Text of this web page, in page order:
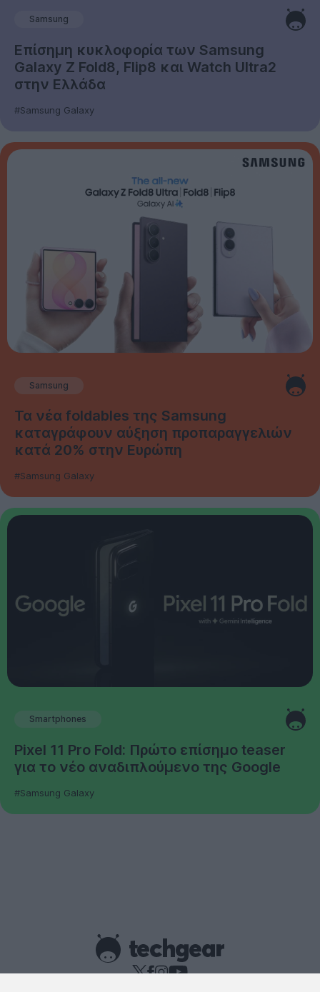
Samsung
Επίσημη κυκλοφορία των Samsung
Galaxy Z Fold8, Flip8 και Watch Ultra2
στην Ελλάδα
#Samsung Galaxy
Samsung
Τα νέα foldables της Samsung
καταγράφουν αύξηση προπαραγγελιών
κατά 20% στην Ευρώπη
#Samsung Galaxy
Smartphones
Pixel 11 Pro Fold: Πρώτο επίσημο teaser
για το νέο αναδιπλούμενο της Google
#Samsung Galaxy